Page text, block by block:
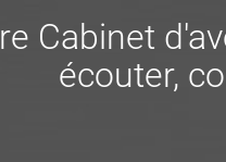
Cabinet
écouter,